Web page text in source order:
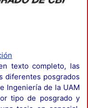
texto completo, las
diferentes posgrados
Ingeniería de la UAM
tipo de posgrado y